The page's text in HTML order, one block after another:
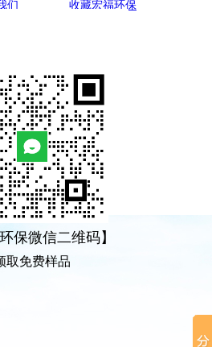
们 收藏宏福环保
1522
务热线
保微信二维码】
取免费样品